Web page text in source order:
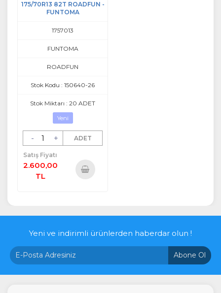
175/70R13 82T ROADFUN -
FUNTOMA
1757013
FUNTOMA
ROADFUN
Stok Kodu : 150640-26
Stok Miktarı : 20 ADET
Yeni
- + ADET
Satış Fiyatı
2.600,00
TL
Yeni ve indirimli ürünlerden haberdar olun !
Abone Ol